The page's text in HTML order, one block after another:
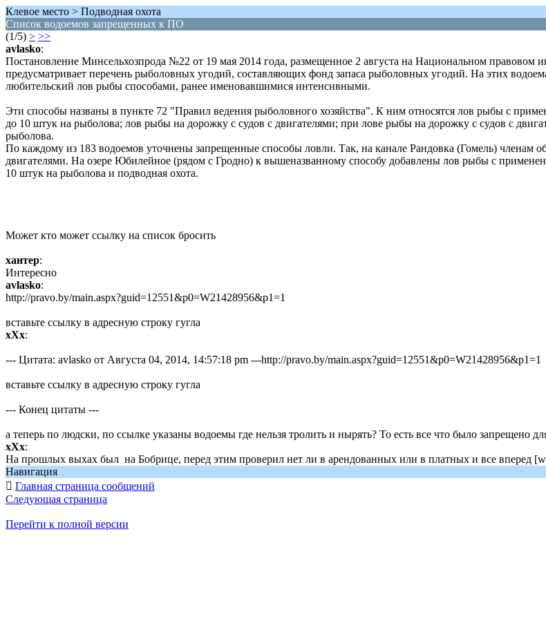
Клевое место > Подводная охота
Список водоемов запрещенных к ПО
(1/5) > >>
avlasko:
Постановление Минсельхозпрода №22 от 19 мая 2014 года, размещенное 2 августа на Национальном правовом
предусматривает перечень рыболовных угодий, составляющих фонд запаса рыболовных угодий. На этих
любительский лов рыбы способами, ранее именовавшимися интенсивными.
Эти способы названы в пункте 72 "Правил ведения рыболовного хозяйства". К ним относятся лов рыбы с
до 10 штук на рыболова; лов рыбы на дорожку с судов с двигателями; при лове рыбы на дорожку с судов с
рыболова.
По каждому из 183 водоемов уточнены запрещенные способы ловли. Так, на канале Рандовка (Гомель) членам
двигателями. На озере Юбилейное (рядом с Гродно) к вышеназванному способу добавлены лов рыбы с
10 штук на рыболова и подводная охота.
Может кто может ссылку на список бросить
хантер:
Интересно
avlasko:
http://pravo.by/main.aspx?guid=12551&p0=W21428956&p1=1
вставьте ссылку в адресную строку гугла
xXx:
--- Цитата: avlasko от Августа 04, 2014, 14:57:18 pm ---http://pravo.by/main.aspx?guid=12551&p0=W21428956&p1=1
вставьте ссылку в адресную строку гугла
--- Конец цитаты ---
а теперь по людски, по ссылке указаны водоемы где нельзя тролить и нырять? То есть все что было запрещено
xXx:
На прошлых выхах был на Бобрице, перед этим проверил нет ли в арендованных или в платных и все вперед
Навигация
 Главная страница сообщений
Следующая страница
Перейти к полной версии